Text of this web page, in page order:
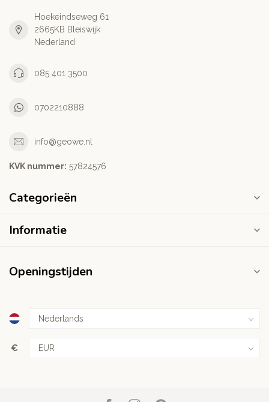
Hoekeindseweg 61
2665KB Bleiswijk
Nederland
085 401 3500
0702210888
info@geowe.nl
KVK nummer: ‭57824576‬
Categorieën
Informatie
Openingstijden
€